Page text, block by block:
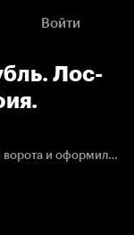
Войти
Лос-
Виктор Арвидссон отправил шайбу в пустые ворота и оформил дубль.